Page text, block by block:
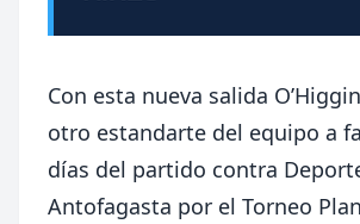
Con esta nueva salida
otro estandarte del equipo a
días del partido contra
Antofagasta por el Torneo